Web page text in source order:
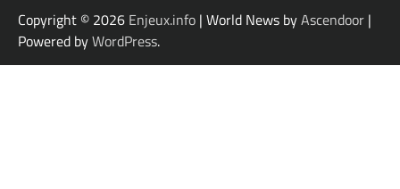
Copyright © 2026 Enjeux.info | World News byAscendoor |
Powered byWordPress.